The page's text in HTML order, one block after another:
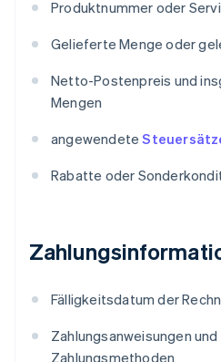
Produktnummer oder
Gelieferte Menge oder
Netto-Postenpreis und
Mengen
angewendete
Rabatte oder
Fälligkeitsdatum der
Zahlungsanweisungen
Zahlungsmethoden